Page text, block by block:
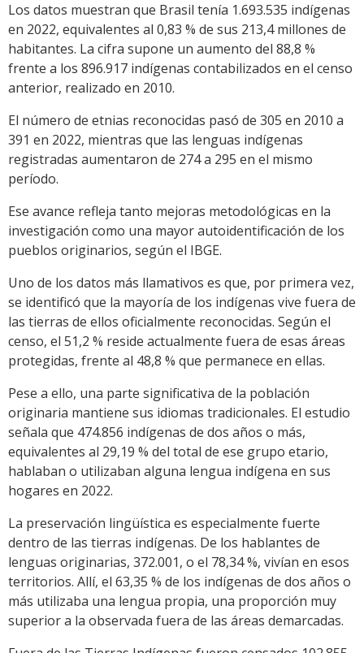
Los datos muestran que Brasil tenía 1.693.535 indígenas
en 2022, equivalentes al 0,83 % de sus 213,4 millones de
habitantes. La cifra supone un aumento del 88,8 %
frente a los 896.917 indígenas contabilizados en el censo
anterior, realizado en 2010.
El número de etnias reconocidas pasó de 305 en 2010 a
391 en 2022, mientras que las lenguas indígenas
registradas aumentaron de 274 a 295 en el mismo
período.
Ese avance refleja tanto mejoras metodológicas en la
investigación como una mayor autoidentificación de los
pueblos originarios, según el IBGE.
Uno de los datos más llamativos es que, por primera vez,
se identificó que la mayoría de los indígenas vive fuera de
las tierras de ellos oficialmente reconocidas. Según el
censo, el 51,2 % reside actualmente fuera de esas áreas
protegidas, frente al 48,8 % que permanece en ellas.
Pese a ello, una parte significativa de la población
originaria mantiene sus idiomas tradicionales. El estudio
señala que 474.856 indígenas de dos años o más,
equivalentes al 29,19 % del total de ese grupo etario,
hablaban o utilizaban alguna lengua indígena en sus
hogares en 2022.
La preservación lingüística es especialmente fuerte
dentro de las tierras indígenas. De los hablantes de
lenguas originarias, 372.001, o el 78,34 %, vivían en esos
territorios. Allí, el 63,35 % de los indígenas de dos años o
más utilizaba una lengua propia, una proporción muy
superior a la observada fuera de las áreas demarcadas.